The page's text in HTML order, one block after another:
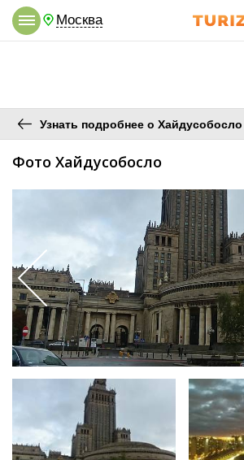
Москва
Узнать подробнее о Хайдусобосло
Фото Хайдусобосло